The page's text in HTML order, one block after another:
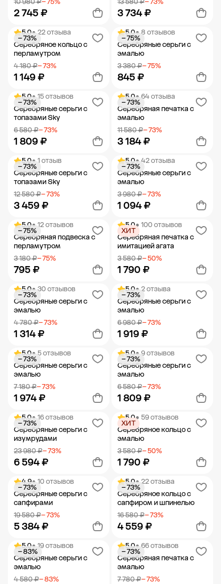
10 980 ₽− 75%
2 745 ₽
Добавить в корзину
13 580 ₽− 73%
3 734 ₽
Добавить в корзину
5.0• 22 отзыва
Серебряное кольцо с
перламутром
4 180 ₽− 73%
1 149 ₽
− 73%
Добавить в корзину
5.0• 8 отзывов
Серебряные серьги с
эмалью
3 380 ₽− 75%
845 ₽
− 75%
Добавить в корзину
5.0• 15 отзывов
Серебряные серьги с
топазами Sky
6 580 ₽− 73%
1 809 ₽
− 73%
Добавить в корзину
5.0• 64 отзыва
Серебряная печатка с
эмалью
11 580 ₽− 73%
3 184 ₽
− 73%
Добавить в корзину
5.0• 1 отзыв
Серебряные серьги с
топазами Sky
12 580 ₽− 73%
3 459 ₽
− 73%
Добавить в корзину
5.0• 42 отзыва
Серебряные серьги с
эмалью
3 980 ₽− 73%
1 094 ₽
− 73%
Добавить в корзину
5.0• 12 отзывов
Серебряная подвеска с
перламутром
3 180 ₽− 75%
795 ₽
− 75%
Добавить в корзину
5.0• 100 отзывов
Серебряная печатка с
имитацией агата
3 580 ₽− 50%
1 790 ₽
ХИТ
Добавить в корзину
5.0• 30 отзывов
Серебряные серьги с
эмалью
4 780 ₽− 73%
1 314 ₽
− 73%
Добавить в корзину
5.0• 2 отзыва
Серебряные серьги с
эмалью
6 980 ₽− 73%
1 919 ₽
− 73%
Добавить в корзину
5.0• 5 отзывов
Серебряные серьги с
эмалью
7 180 ₽− 73%
1 974 ₽
− 73%
Добавить в корзину
5.0• 9 отзывов
Серебряные серьги с
эмалью
6 580 ₽− 73%
1 809 ₽
− 73%
Добавить в корзину
5.0• 16 отзывов
Серебряные серьги с
изумрудами
23 980 ₽− 73%
6 594 ₽
− 73%
Добавить в корзину
5.0• 59 отзывов
Серебряное кольцо с
эмалью
3 580 ₽− 50%
1 790 ₽
ХИТ
Добавить в корзину
4.9• 10 отзывов
Серебряные серьги с
сапфирами
19 580 ₽− 73%
5 384 ₽
− 73%
Добавить в корзину
5.0• 22 отзыва
Серебряное кольцо с
сапфиром и шпинелью
16 580 ₽− 73%
4 559 ₽
− 73%
Добавить в корзину
5.0• 19 отзывов
Серебряные серьги с
эмалью
4 580 ₽− 83%
− 83%
5.0• 66 отзывов
Серебряная печатка с
эмалью
7 780 ₽− 73%
− 73%